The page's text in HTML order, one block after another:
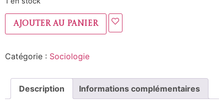
Ajouter au panier
Catégorie : Sociologie
Description Informations complémentaires